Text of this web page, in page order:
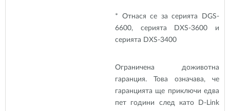
* Отнася се за серията DGS-
6600, серията DXS-3600 и
серията DXS-3400
Ограничена доживотна
гаранция. Това означава, че
гаранцията ще приключи едва
пет години след като D-Link